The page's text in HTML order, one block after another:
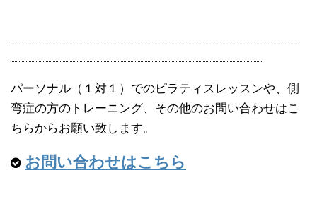
パーソナル（１対１）でのピラティスレッスンや、側
弯症の方のトレーニング、その他のお問い合わせはこ
ちらからお願い致します。
お問い合わせはこちら